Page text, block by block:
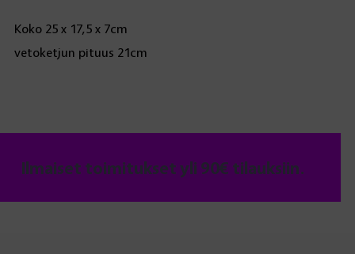
Koko 25 x 17,5 x 7cm
vetoketjun pituus 21cm
Ilmaiset toimitukset yli 90€ tilauksiin.